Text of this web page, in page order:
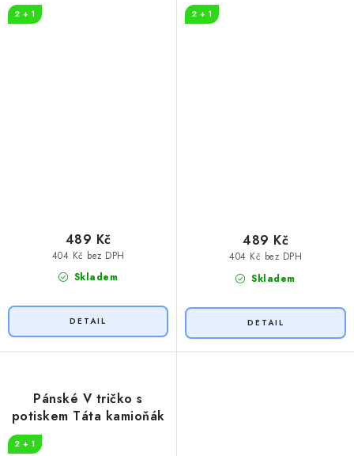
2 + 1
Skladem
404 Kč bez DPH
489 Kč
2 + 1
Skladem
404 Kč bez DPH
489 Kč
Pánské V tričko s
potiskem Táta kamioňák
2 + 1